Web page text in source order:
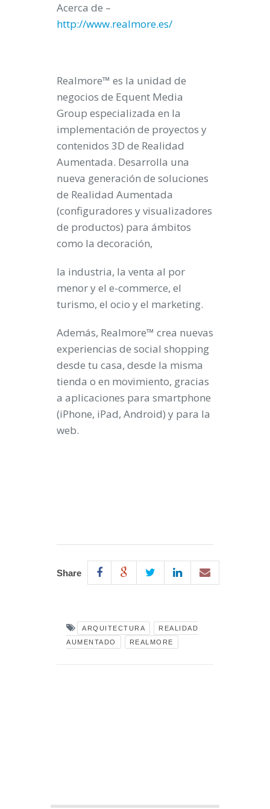
Acerca de –
http://www.realmore.es/
Realmore™ es la unidad de
negocios de Equent Media
Group especializada en la
implementación de proyectos y
contenidos 3D de Realidad
Aumentada. Desarrolla una
nueva generación de soluciones
de Realidad Aumentada
(configuradores y visualizadores
de productos) para ámbitos
como la decoración,
la industria, la venta al por
menor y el e-commerce, el
turismo, el ocio y el marketing.
Además, Realmore™ crea nuevas
experiencias de social shopping
desde tu casa, desde la misma
tienda o en movimiento, gracias
a aplicaciones para smartphone
(iPhone, iPad, Android) y para la
web.
Share
ARQUITECTURA
REALIDAD
AUMENTADO
REALMORE